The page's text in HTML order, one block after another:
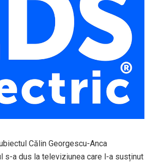
Călin Georgescu-Anca
s-a dus la televiziunea care l-a susținut